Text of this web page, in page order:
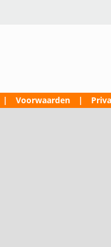
| Voorwaarden |